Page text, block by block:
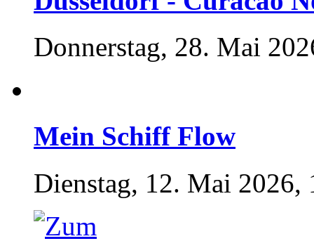
Donnerstag, 28. Mai
Mein Schiff Flow
Dienstag, 12. Mai 2026,